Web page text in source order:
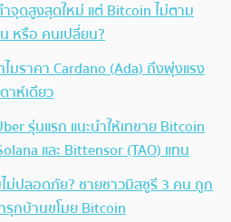
จุดสูงสุดใหม่ แต่ Bitcoin ไม่ตาม
หรือ คนเปลี่ยน?
มราคา Cardano (Ada) ถึงพุ่งแรง
าห์เดียว
รุ่นแรก แนะนำให้เทขาย Bitcoin
และ Bittensor (TAO) แทน
ม่ปลอดภัย? ชายชาวมิสซูรี 3 คน ถูก
กบ้านขโมย Bitcoin